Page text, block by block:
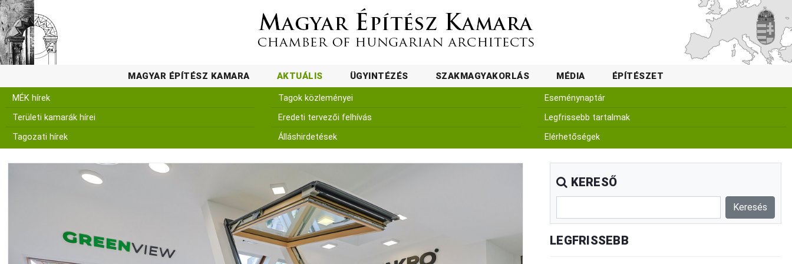
MAGYAR ÉPÍTÉSZ KAMARA AKTUÁLIS ÜGYINTÉZÉS SZAKMAGYAKORLÁS MÉDIA ÉPÍTÉSZET
MÉK hírek
Területi kamarák hírei
Tagozati hírek
Tagok közleményei
Eredeti tervezői felhívás
Álláshirdetések
Eseménynaptár
Legfrissebb tartalmak
Elérhetőségek
KERESŐ
LEGFRISSEBB